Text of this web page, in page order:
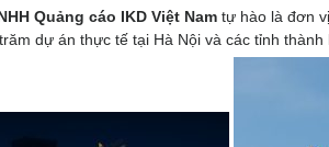
Quảng cáo IKD Việt Nam tự hào là đơn
dự án thực tế tại Hà Nội và các tỉnh thành